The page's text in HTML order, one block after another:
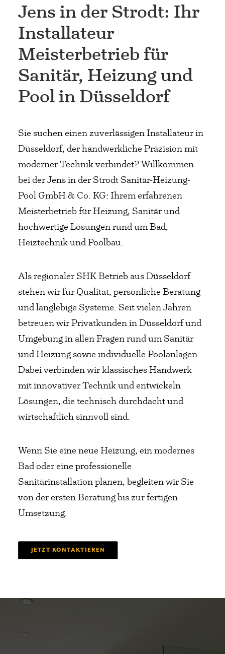
Jens in der Strodt: Ihr
Installateur
Meisterbetrieb für
Sanitär, Heizung und
Pool in Düsseldorf
Sie suchen einen zuverlässigen Installateur in
Düsseldorf, der handwerkliche Präzision mit
moderner Technik verbindet? Willkommen
bei der Jens in der Strodt Sanitär-Heizung-
Pool GmbH & Co. KG: Ihrem erfahrenen
Meisterbetrieb für Heizung, Sanitär und
hochwertige Lösungen rund um Bad,
Heiztechnik und Poolbau.
Als regionaler SHK Betrieb aus Düsseldorf
stehen wir für Qualität, persönliche Beratung
und langlebige Systeme. Seit vielen Jahren
betreuen wir Privatkunden in Düsseldorf und
Umgebung in allen Fragen rund um Sanitär
und Heizung sowie individuelle Poolanlagen.
Dabei verbinden wir klassisches Handwerk
mit innovativer Technik und entwickeln
Lösungen, die technisch durchdacht und
wirtschaftlich sinnvoll sind.
Wenn Sie eine neue Heizung, ein modernes
Bad oder eine professionelle
Sanitärinstallation planen, begleiten wir Sie
von der ersten Beratung bis zur fertigen
Umsetzung.
JETZT KONTAKTIEREN